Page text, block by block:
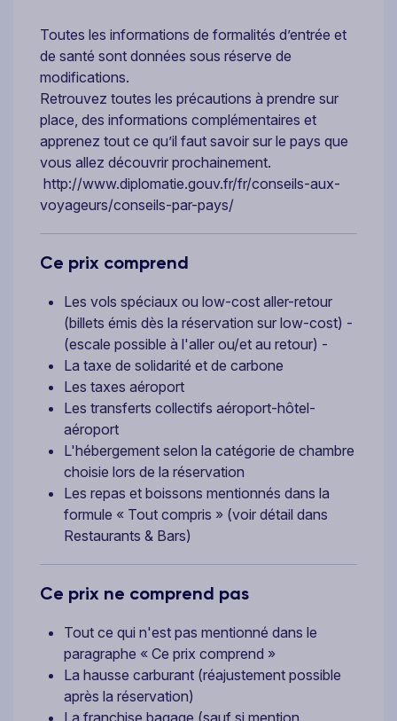
Toutes les informations de formalités d’entrée et
de santé sont données sous réserve de
modifications.
Retrouvez toutes les précautions à prendre sur
place, des informations complémentaires et
apprenez tout ce qu’il faut savoir sur le pays que
vous allez découvrir prochainement.
http://www.diplomatie.gouv.fr/fr/conseils-aux-
voyageurs/conseils-par-pays/
Ce prix comprend
Les vols spéciaux ou low-cost aller-retour
(billets émis dès la réservation sur low-cost) -
(escale possible à l'aller ou/et au retour) -
La taxe de solidarité et de carbone
Les taxes aéroport
Les transferts collectifs aéroport-hôtel-
aéroport
L'hébergement selon la catégorie de chambre
choisie lors de la réservation
Les repas et boissons mentionnés dans la
formule « Tout compris » (voir détail dans
Restaurants & Bars)
Ce prix ne comprend pas
Tout ce qui n'est pas mentionné dans le
paragraphe « Ce prix comprend »
La hausse carburant (réajustement possible
après la réservation)
La franchise bagage (sauf si mention